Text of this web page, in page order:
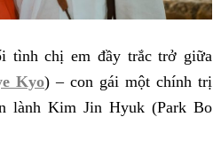
tình chị em đầy trắc trở giữa
Kyo) – con gái một chính trị
lành Kim Jin Hyuk (Park Bo